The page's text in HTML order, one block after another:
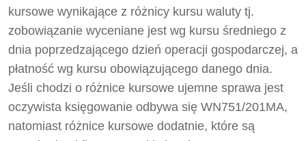
kursowe wynikające z różnicy kursu waluty tj.
zobowiązanie wyceniane jest wg kursu średniego z
dnia poprzedzającego dzień operacji gospodarczej, a
płatność wg kursu obowiązującego danego dnia.
Jeśli chodzi o różnice kursowe ujemne sprawa jest
oczywista księgowanie odbywa się WN751/201MA,
natomiast różnice kursowe dodatnie, które są